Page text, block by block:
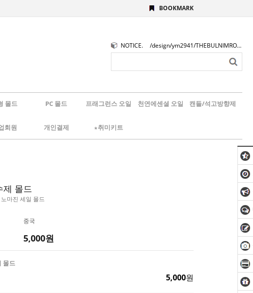
BOOKMARK
NOTICE. /design/ym2941/THEBULNIMROGO.png
몰드 PC 몰드 프래그런스 오일 천연에센셜 오일 캔들/석고방향제
회원 개인결제 ★취미키트
제 몰드
마진 세일 몰드
중국
5,000원
몰드
5,000원